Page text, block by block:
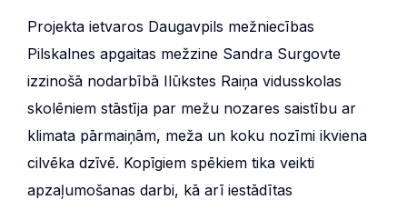
Projekta ietvaros Daugavpils mežniecības
Pilskalnes apgaitas mežzine Sandra Surgovte
izzinošā nodarbībā Ilūkstes Raiņa vidusskolas
skolēniem stāstīja par mežu nozares saistību ar
klimata pārmaiņām, meža un koku nozīmi ikviena
cilvēka dzīvē. Kopīgiem spēkiem tika veikti
apzaļumošanas darbi, kā arī iestādītas